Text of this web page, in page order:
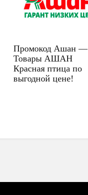
Промокод Ашан —
Товары АШАН
Красная птица по
выгодной цене!